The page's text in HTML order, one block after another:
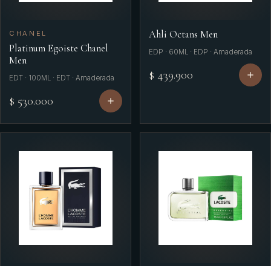
CHANEL
Platinum Egoiste Chanel
Men
EDT · 100ML · EDT · Amaderada
$ 530.000
Ahli Octans Men
EDP · 60ML · EDP · Amaderada
$ 439.900